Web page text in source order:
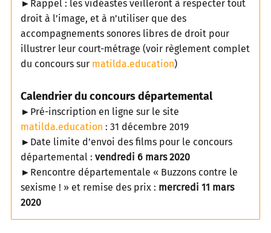
►Rappel : les vidéastes veilleront à respecter tout
droit à l’image, et à n’utiliser que des
accompagnements sonores libres de droit pour
illustrer leur court-métrage (voir règlement complet
du concours sur matilda.education)
Calendrier du concours départemental
►Pré-inscription en ligne sur le site
matilda.education : 31 décembre 2019
►Date limite d’envoi des films pour le concours
départemental : vendredi 6 mars 2020
►Rencontre départementale « Buzzons contre le
sexisme ! » et remise des prix : mercredi 11 mars
2020